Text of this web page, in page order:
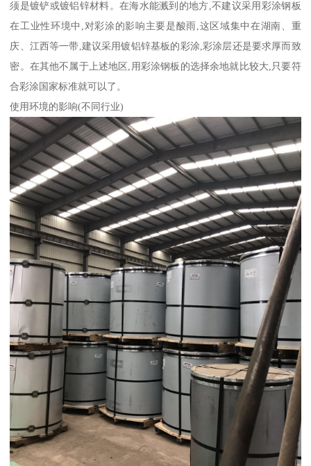
须是镀铲或镀铝锌材料。在海水能溅到的地方,不建议采用彩涂钢板
在工业性环境中,对彩涂的影响主要是酸雨,这区域集中在湖南、重
庆、江西等一带,建议采用镀铝锌基板的彩涂,彩涂层还是要求厚而致
密。在其他不属于上述地区,用彩涂钢板的选择余地就比较大,只要符
合彩涂国家标准就可以了。
使用环境的影响(不同行业)